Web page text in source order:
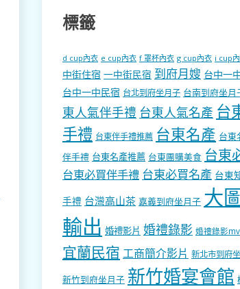
標籤
d cup內衣 e cup內衣 f 罩杯內衣 g cup內衣 i cup
中街住宿 一中街民宿 到府月嫂 台中一
台中一中民宿 台北到府坐月子 台南到府坐月
東人氣伴手禮 台東人氣名產 台
手禮 台東伴手禮推薦 台東名產 台東
伴手禮 台東名產推薦 台東團購美食 台東
台東必買伴手禮 台東必買名產 台東
手禮 台灣高山茶 嘉義到府坐月子 大
輸出 婚禮影片 婚禮錄影 婚禮錄影mv
宜蘭民宿 工商簡介影片 新北市到府
新竹到府坐月子 新竹婚宴會館